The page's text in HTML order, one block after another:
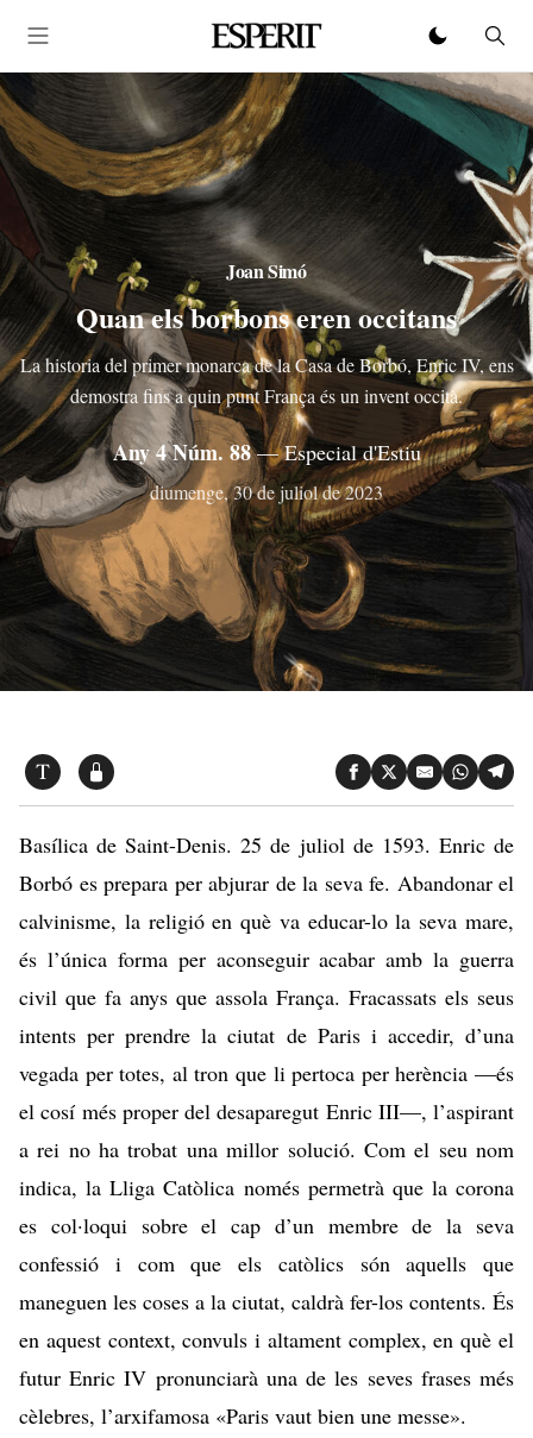
Joan Simó
Quan els borbons eren occitans
La historia del primer monarca de la Casa de Borbó, Enric IV, ens
demostra fins a quin punt França és un invent occità.
Any 4 Núm. 88— Especial d'Estiu
diumenge, 30 de juliol de 2023
Basílica de Saint-Denis. 25 de juliol de 1593. Enric de
Borbó es prepara per abjurar de la seva fe. Abandonar el
calvinisme, la religió en què va educar-lo la seva mare,
és l’única forma per aconseguir acabar amb la guerra
civil que fa anys que assola França. Fracassats els seus
intents per prendre la ciutat de Paris i accedir, d’una
vegada per totes, al tron que li pertoca per herència —és
el cosí més proper del desaparegut Enric III—, l’aspirant
a rei no ha trobat una millor solució. Com el seu nom
indica, la Lliga Catòlica només permetrà que la corona
es col·loqui sobre el cap d’un membre de la seva
confessió i com que els catòlics són aquells que
maneguen les coses a la ciutat, caldrà fer-los contents. És
en aquest context, convuls i altament complex, en què el
futur Enric IV pronunciarà una de les seves frases més
cèlebres, l’arxifamosa «Paris vaut bien une messe».